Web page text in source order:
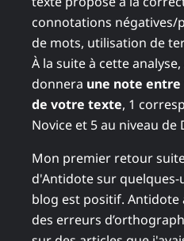
connotations négatives/
de mots, utilisation de
À la suite à cette
donnera une note
de votre texte, 1
Novice et 5 au niveau de
Mon premier retour
d'Antidote sur quelques-
blog est positif. Antidote
des erreurs